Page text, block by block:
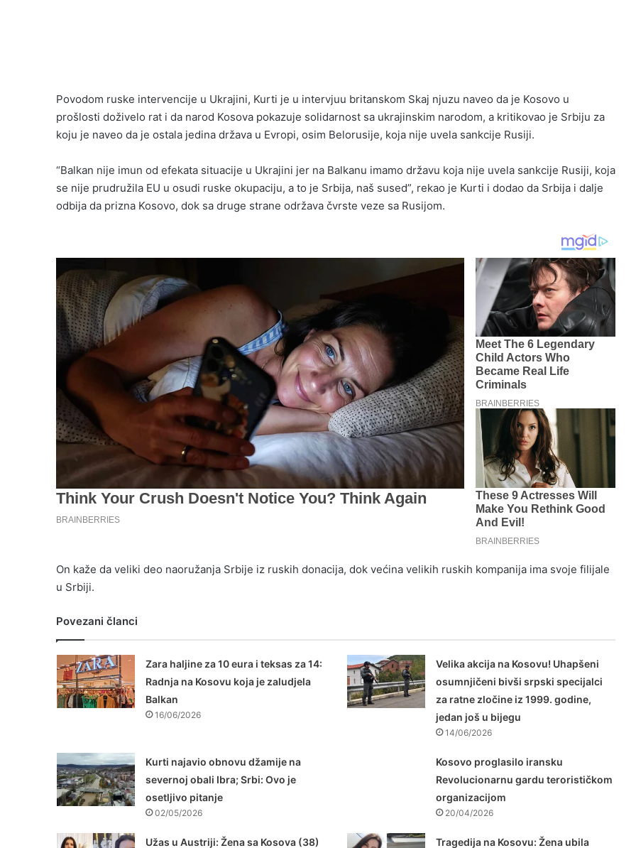
Povodom ruske intervencije u Ukrajini, Kurti je u intervjuu britanskom Skaj njuzu naveo da je Kosovo u
prošlosti doživelo rat i da narod Kosova pokazuje solidarnost sa ukrajinskim narodom, a kritikovao je Srbiju za
koju je naveo da je ostala jedina država u Evropi, osim Belorusije, koja nije uvela sankcije Rusiji.
“Balkan nije imun od efekata situacije u Ukrajini jer na Balkanu imamo državu koja nije uvela sankcije Rusiji, koja
se nije prudružila EU u osudi ruske okupaciju, a to je Srbija, naš sused”, rekao je Kurti i dodao da Srbija i dalje
odbija da prizna Kosovo, dok sa druge strane održava čvrste veze sa Rusijom.
On kaže da veliki deo naoružanja Srbije iz ruskih donacija, dok većina velikih ruskih kompanija ima svoje filijale
u Srbiji.
Povezani članci
Zara haljine za 10 eura i teksas za 14:
Radnja na Kosovu koja je zaludjela
Balkan
16/06/2026
Velika akcija na Kosovu! Uhapšeni
osumnjičeni bivši srpski specijalci
za ratne zločine iz 1999. godine,
jedan još u bijegu
14/06/2026
Kurti najavio obnovu džamije na
severnoj obali Ibra; Srbi: Ovo je
osetljivo pitanje
02/05/2026
Kosovo proglasilo iransku
Revolucionarnu gardu terorističkom
organizacijom
20/04/2026
Užas u Austriji: Žena sa Kosova (38) Tragedija na Kosovu: Žena ubila